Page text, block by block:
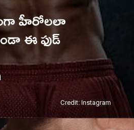
హీరోలలా
ఈ ఫుడ్
Credit: Instagram